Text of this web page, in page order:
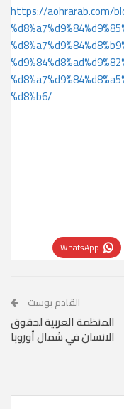
https://aohrarab.com/
%d8%b6/
WhatsApp
القادم بوست
المنظمة العربية لحقوق
الانسان في شمال أوروبا